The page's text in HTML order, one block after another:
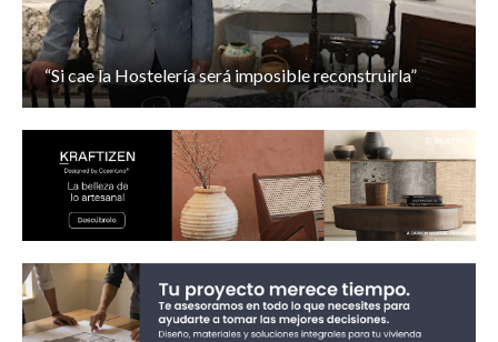
“Si cae la Hostelería será imposible reconstruirla”